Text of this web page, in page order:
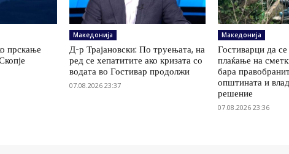
прскање
Македонија
Д-р Трајановски: По труењата, на
ред се хепатитите ако кризата со
водата во Гостивар продолжи
07.08.2026 23:37
Македонија
Гостиварци да
плаќање на
бара
општината и
решение
07.08.2026 23:36